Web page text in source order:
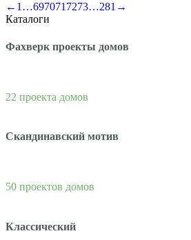
← 1 …697071 7273…281 →
Каталоги
Фахверк проекты домов
22 проекта домов
Скандинавский мотив
50 проектов домов
Классический